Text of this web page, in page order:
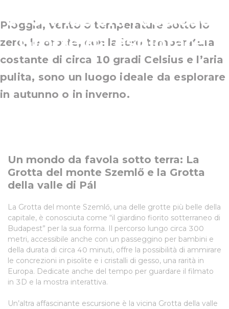
e formazioni rocciose -
Grotte da esplorare!
Pioggia, vento o temperature sotto lo
zero, le grotte, con la loro temperatura
costante di circa 10 gradi Celsius e l’aria
pulita, sono un luogo ideale da esplorare
in autunno o in inverno.
Un mondo da favola sotto terra: La
Grotta del monte Szemlő e la Grotta
della valle di Pál
La Grotta del monte Szemlő, una delle grotte più belle della
capitale, è conosciuta come “il giardino fiorito sotterraneo di
Budapest” per la sua forma. Il percorso lungo circa 300
metri, accessibile anche con un passeggino per bambini e
della durata di circa 40 minuti, offre la possibilità di ammirare
le concrezioni in pisolite e i cristalli di gesso, una rarità in
Europa. Dedicate anche del tempo per guardare il filmato
in 3D e la mostra interattiva.
Un’altra affascinante escursione è la vicina Grotta della valle